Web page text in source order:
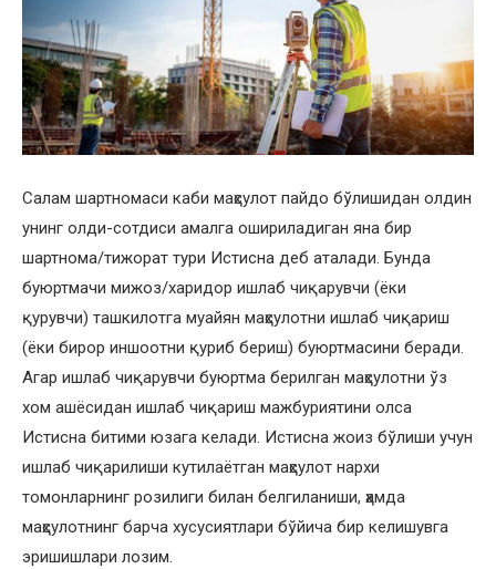
Салам шартномаси каби маҳсулот пайдо бўлишидан олдин
унинг олди-сотдиси амалга ошириладиган яна бир
шартнома/тижорат тури Истисна деб аталади. Бунда
буюртмачи мижоз/харидор ишлаб чиқарувчи (ёки
қурувчи) ташкилотга муайян маҳсулотни ишлаб чиқариш
(ёки бирор иншоотни қуриб бериш) буюртмасини беради.
Агар ишлаб чиқарувчи буюртма берилган маҳсулотни ўз
хом ашёсидан ишлаб чиқариш мажбуриятини олса
Истисна битими юзага келади. Истисна жоиз бўлиши учун
ишлаб чиқарилиши кутилаётган маҳсулот нархи
томонларнинг розилиги билан белгиланиши, ҳамда
маҳсулотнинг барча хусусиятлари бўйича бир келишувга
эришишлари лозим.